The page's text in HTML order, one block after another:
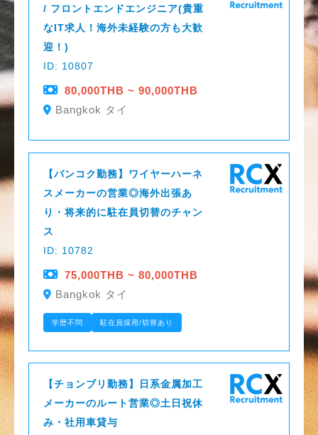
/ フロントエンドエンジニア(貴重
なIT求人！海外未経験の方も大歓
迎！)
ID: 10807
80,000THB ~ 90,000THB
Bangkok タイ
【バンコク勤務】ワイヤーハーネ
スメーカーの営業◎海外出張あ
り・将来的に駐在員切替のチャン
ス
ID: 10782
75,000THB ~ 80,000THB
Bangkok タイ
学歴不問 駐在員採用/切替あり
【チョンブリ勤務】日系金属加工
メーカーのルート営業◎土日祝休
み・社用車貸与